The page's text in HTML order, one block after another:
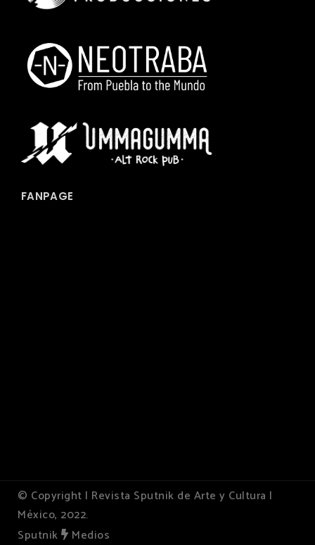
FANPAGE
© Copyright | Revista Sputnik de Arte y Cultura |
México, 2022.
Sputnik
Medios